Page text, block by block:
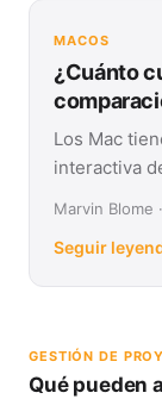
MACOS
¿Cuánto
Los Mac
interactiva
Marvin Blome
Seguir
GESTIÓN DE
Qué pueden